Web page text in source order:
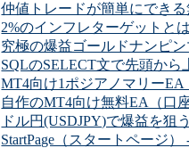
仲値トレードが簡単にでき
2%のインフレターゲットと
究極の爆益ゴールドナンピ
SQLのSELECT文で先頭から
MT4向け1ポジアノマリー
自作のMT4向け無料EA（口
ドル円(USDJPY)で爆益を狙
StartPage（スタートページ